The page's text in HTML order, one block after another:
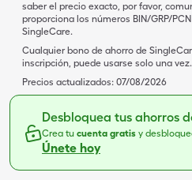
saber el precio exacto, por favor,
proporciona los números BIN/GRP/
SingleCare.
Cualquier bono de ahorro de
inscripción, puede usarse solo una vez.
Precios actualizados: 07/08/2026
Desbloquea tus ahorros
Crea tu cuenta gratis y
Únete hoy